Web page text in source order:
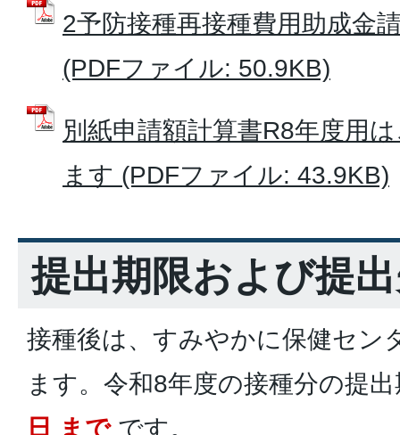
2予防接種再接種費用助成金
(PDFファイル: 50.9KB)
別紙申請額計算書R8年度用
ます (PDFファイル: 43.9KB)
提出期限および提
接種後は、すみやかに保健セン
ます。令和8年度の接種分の提
日 まで です。